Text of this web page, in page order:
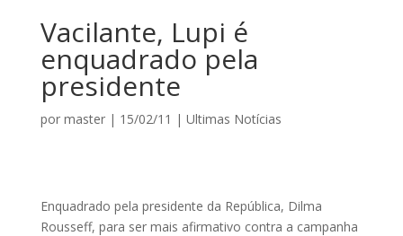
Vacilante, Lupi é
enquadrado pela
presidente
por master| 15/02/11 | Ultimas Notícias
Enquadrado pela presidente da República, Dilma
Rousseff, para ser mais afirmativo contra a campanha